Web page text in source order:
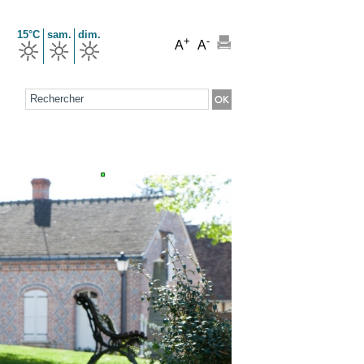
15°C sam. dim.
A+ A-
Formulaire de recherche